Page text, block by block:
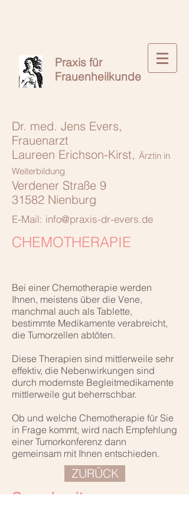
Praxis für
Frauenheilkunde
Dr. med. Jens Evers,
Frauenarzt
Laureen Erichson-Kirst, Ärztin in
Weiterbildung
Verdener Straße 9
31582 Nienburg
E-Mail: info@praxis-dr-evers.de
CHEMOTHERAPIE
Bei einer Chemotherapie werden
Ihnen, meistens über die Vene,
manchmal auch als Tablette,
bestimmte Medikamente verabreicht,
die Tumorzellen abtöten.
Diese Therapien sind mittlerweile sehr
effektiv, die Nebenwirkungen sind
durch modernste Begleitmedikamente
mittlerweile gut beherrschbar.
Ob und welche Chemotherapie für Sie
in Frage kommt, wird nach Empfehlung
einer Tumorkonferenz dann
gemeinsam mit Ihnen entschieden.
ZURÜCK
Sprechzeiten